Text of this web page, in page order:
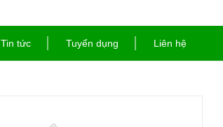
Tin tức Tuyển dụng Liên hệ